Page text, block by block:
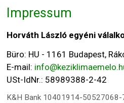
Impressum
Horváth László egyéni
Büro: HU - 1161 Budapest,
E-mail:
USt-IdNr.: 58989388-2-42
K&H Bank 10401914-50527068-